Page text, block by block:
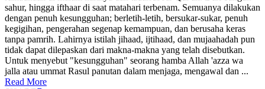
sahur, hingga ifthaar di saat matahari terbenam. Semuanya dilakukan
dengan penuh kesungguhan; berletih-letih, bersukar-sukar, penuh
kegigihan, pengerahan segenap kemampuan, dan berusaha keras
tanpa pamrih. Lahirnya istilah jihaad, ijtihaad, dan mujaahadah pun
tidak dapat dilepaskan dari makna-makna yang telah disebutkan.
Untuk menyebut "kesungguhan" seorang hamba Allah 'azza wa
jalla atau ummat Rasul panutan dalam menjaga, mengawal dan ...
Read More